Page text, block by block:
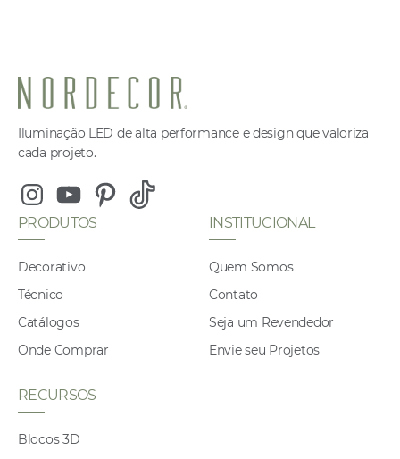
Iluminação LED de alta performance e design que valoriza
cada projeto.
InstagramYoutubePinterest
Tiktok
PRODUTOS
Decorativo
Técnico
Catálogos
Onde Comprar
INSTITUCIONAL
Quem Somos
Contato
Seja um Revendedor
Envie seu Projetos
RECURSOS
Blocos 3D